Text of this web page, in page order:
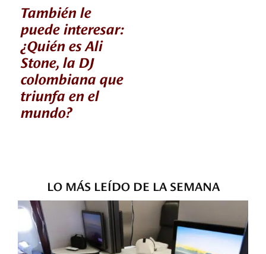
También le
puede interesar:
¿Quién es Ali
Stone, la DJ
colombiana que
triunfa en el
mundo?
LO MÁS LEÍDO DE LA SEMANA